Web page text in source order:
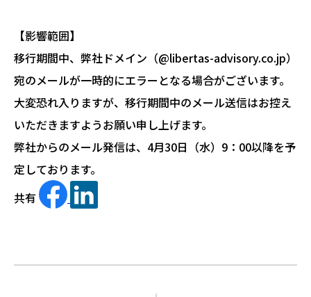
【影響範囲】
移行期間中、弊社ドメイン（@libertas-advisory.co.jp）
宛のメールが一時的にエラーとなる場合がございます。
大変恐れ入りますが、移行期間中のメール送信はお控え
いただきますようお願い申し上げます。
弊社からのメール発信は、4月30日（水）9：00以降を予
定しております。
共有